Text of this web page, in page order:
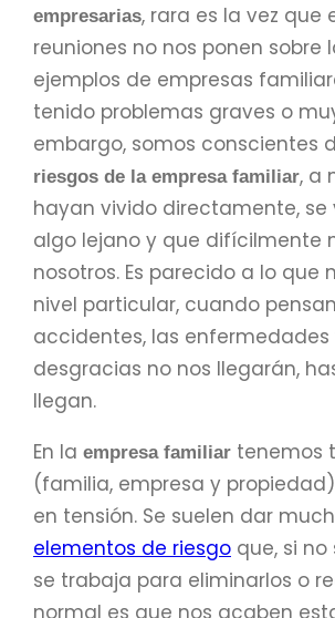
empresarias, rara es la vez que
reuniones no nos ponen sobre
ejemplos de empresas
tenido problemas graves o
embargo, somos conscientes
riesgos de la empresa familiar, a
hayan vivido directamente, se
algo lejano y que difícilmente
nosotros. Es parecido a lo que
nivel particular, cuando
accidentes, las enfermedades
desgracias no nos llegarán,
llegan.
En la empresa familiar tenemos
(familia, empresa y
en tensión. Se suelen dar
elementos de riesgo que, si no
se trabaja para eliminarlos o
normal es que nos acaben